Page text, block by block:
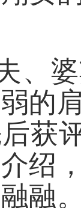
、
的
获
绍
融